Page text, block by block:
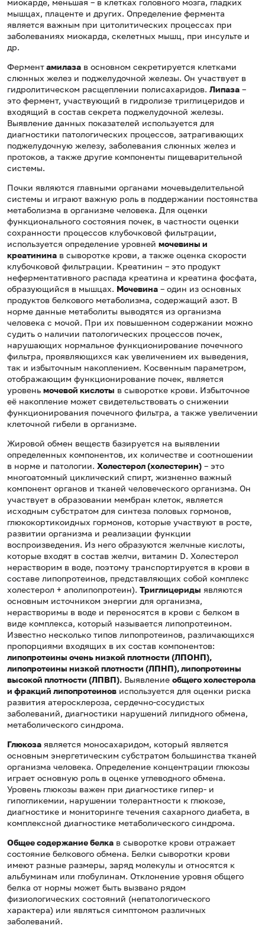
миокарде, меньшая – в клетках головного мозга, гладких
мышцах, плаценте и других. Определение фермента
является важным при цитолитических процессах при
заболеваниях миокарда, скелетных мышц, при инсульте и
др.
Ферментамилаза в основном секретируется клетками
слюнных желез и поджелудочной железы. Он участвует в
гидролитическом расщеплении полисахаридов. Липаза –
это фермент, участвующий в гидролизе триглицеридов и
входящий в состав секрета поджелудочной железы.
Выявление данных показателей используется для
диагностики патологических процессов, затрагивающих
поджелудочную железу, заболевания слюнных желез и
протоков, а также другие компоненты пищеварительной
системы.
Почки являются главными органами мочевыделительной
системы и играют важную роль в поддержании постоянства
метаболизма в организме человека. Для оценки
функционального состояния почек, в частности оценки
сохранности процессов клубочковой фильтрации,
используется определение уровней мочевины и
креатинина в сыворотке крови, а также оценка скорости
клубочковой фильтрации. Креатинин – это продукт
неферментативного распада креатина и креатина фосфата,
образующийся в мышцах. Мочевина – один из основных
продуктов белкового метаболизма, содержащий азот. В
норме данные метаболиты выводятся из организма
человека с мочой. При их повышенном содержании можно
судить о наличии патологических процессов почек,
нарушающих нормальное функционирование почечного
фильтра, проявляющихся как увеличением их выведения,
так и избыточным накоплением. Косвенным параметром,
отображающим функционирование почек, является
уровень мочевой кислоты в сыворотке крови. Избыточное
её накопление может свидетельствовать о снижении
функционирования почечного фильтра, а также увеличении
клеточной гибели в организме.
Жировой обмен веществ базируется на выявлении
определенных компонентов, их количестве и соотношении
в норме и патологии. Холестерол (холестерин) – это
многоатомный циклический спирт, жизненно важный
компонент органов и тканей человеческого организма. Он
участвует в образовании мембран клеток, является
исходным субстратом для синтеза половых гормонов,
глюкокортикоидных гормонов, которые участвуют в росте,
развитии организма и реализации функции
воспроизведения. Из него образуются желчные кислоты,
которые входят в состав желчи, витамин D. Холестерол
нерастворим в воде, поэтому транспортируется в крови в
составе липопротеинов, представляющих собой комплекс
холестерол + аполипопротеин). Триглицериды являются
основным источником энергии для организма,
нерастворимы в воде и переносятся в крови с белком в
виде комплекса, который называется липопротеином.
Известно несколько типов липопротеинов, различающихся
пропорциями входящих в их состав компонентов:
липопротеины очень низкой плотности (ЛПОНП),
липопротеины низкой плотности (ЛПНП), липопротеины
высокой плотности (ЛПВП). Выявление общего холестерола
и фракций липопротеинов используется для оценки риска
развития атеросклероза, сердечно-сосудистых
заболеваний, диагностики нарушений липидного обмена,
метаболического синдрома.
Глюкоза является моносахаридом, который является
основным энергетическим субстратом большинства тканей
организма человека. Определение концентрации глюкозы
играет основную роль в оценке углеводного обмена.
Уровень глюкозы важен при диагностике гипер- и
гипогликемии, нарушении толерантности к глюкозе,
диагностике и мониторинге течения сахарного диабета, в
комплексной диагностике метаболического синдрома.
Общее содержание белка в сыворотке крови отражает
состояние белкового обмена. Белки сыворотки крови
имеют разные размеры, заряд молекулы и относятся к
альбуминам или глобулинам. Отклонение уровня общего
белка от нормы может быть вызвано рядом
физиологических состояний (непатологического
характера) или являться симптомом различных
заболеваний.